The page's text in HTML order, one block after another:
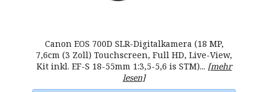
Canon EOS 700D SLR-Digitalkamera (18 MP,
7,6cm (3 Zoll) Touchscreen, Full HD, Live-View,
Kit inkl. EF-S 18-55mm 1:3,5-5,6 is STM)... [mehr
lesen]